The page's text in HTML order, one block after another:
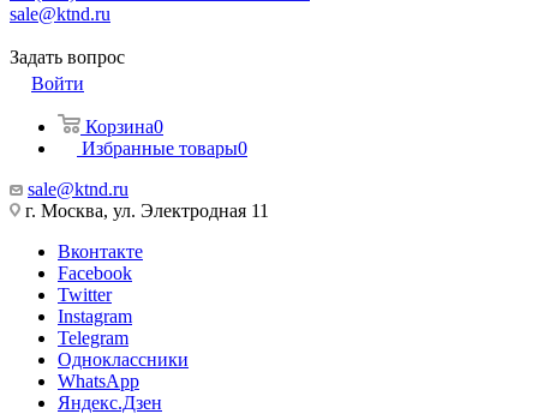
sale@ktnd.ru
Задать вопрос
Войти
Корзина0
Избранные товары0
sale@ktnd.ru
г. Москва, ул. Электродная 11
Вконтакте
Facebook
Twitter
Instagram
Telegram
Одноклассники
WhatsApp
Яндекс.Дзен